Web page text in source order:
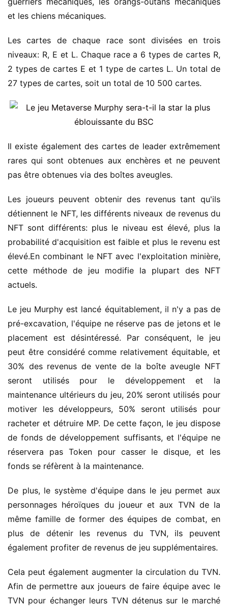
et les chiens mécaniques.
Les cartes de chaque race sont divisées en trois
niveaux: R, E et L. Chaque race a 6 types de cartes R,
2 types de cartes E et 1 type de cartes L. Un total de
27 types de cartes, soit un total de 10 500 cartes.
Il existe également des cartes de leader extrêmement
rares qui sont obtenues aux enchères et ne peuvent
pas être obtenues via des boîtes aveugles.
Les joueurs peuvent obtenir des revenus tant qu'ils
détiennent le NFT, les différents niveaux de revenus du
NFT sont différents: plus le niveau est élevé, plus la
probabilité d'acquisition est faible et plus le revenu est
élevé.En combinant le NFT avec l'exploitation minière,
cette méthode de jeu modifie la plupart des NFT
actuels.
Le jeu Murphy est lancé équitablement, il n'y a pas de
pré-excavation, l'équipe ne réserve pas de jetons et le
placement est désintéressé. Par conséquent, le jeu
peut être considéré comme relativement équitable, et
30% des revenus de vente de la boîte aveugle NFT
seront utilisés pour le développement et la
maintenance ultérieurs du jeu, 20% seront utilisés pour
motiver les développeurs, 50% seront utilisés pour
racheter et détruire MP. De cette façon, le jeu dispose
de fonds de développement suffisants, et l'équipe ne
réservera pas Token pour casser le disque, et les
fonds se réfèrent à la maintenance.
De plus, le système d'équipe dans le jeu permet aux
personnages héroïques du joueur et aux TVN de la
même famille de former des équipes de combat, en
plus de détenir les revenus du TVN, ils peuvent
également profiter de revenus de jeu supplémentaires.
Cela peut également augmenter la circulation du TVN.
Afin de permettre aux joueurs de faire équipe avec le
TVN pour échanger leurs TVN détenus sur le marché